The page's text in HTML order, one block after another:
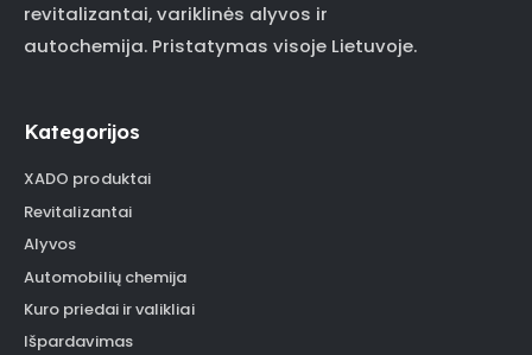
revitalizantai, variklinės alyvos ir
autochemija. Pristatymas visoje Lietuvoje.
Kategorijos
XADO produktai
Revitalizantai
Alyvos
Automobilių chemija
Kuro priedai ir valikliai
Išpardavimas